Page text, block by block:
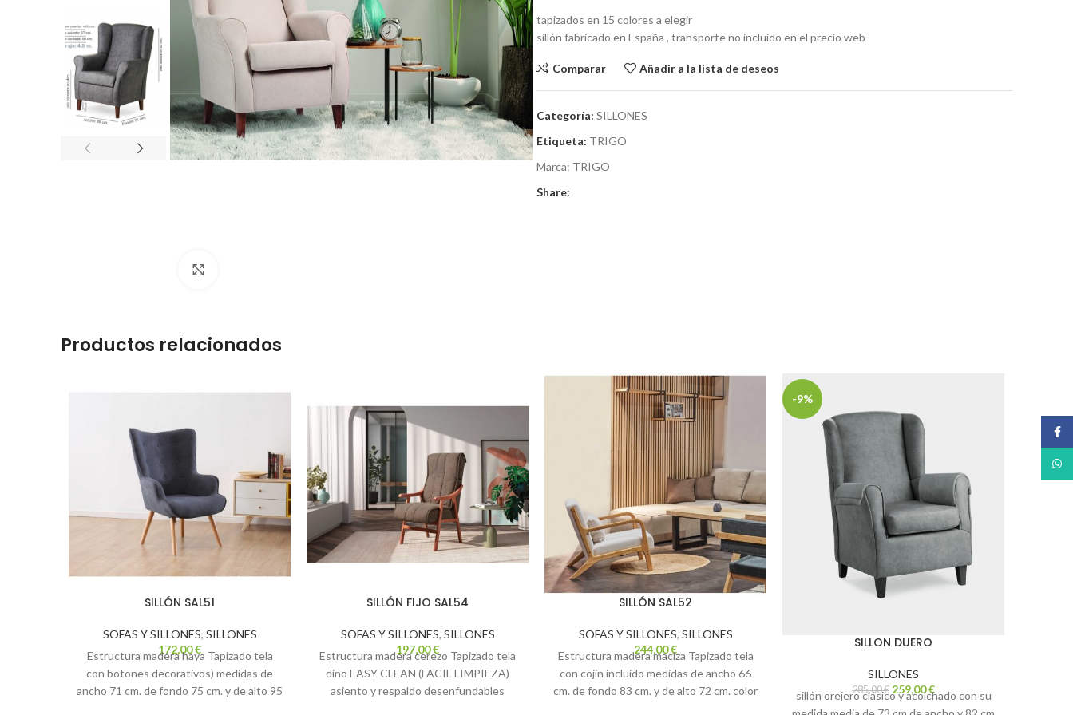
tapizados en 15 colores a elegir
sillón fabricado en España , transporte no incluido en el precio web
Comparar Añadir a la lista de deseos
Categoría: SILLONES
Etiqueta: TRIGO
Marca: TRIGO
Share:
Productos relacionados
SILLÓN SAL51
SOFAS Y SILLONES, SILLONES
172,00€
Estructura madera haya Tapizado tela
con botones decorativos) medidas de
ancho 71 cm. de fondo 75 cm. y de alto 95
SILLÓN FIJO SAL54
SOFAS Y SILLONES, SILLONES
197,00€
Estructura madera cerezo Tapizado tela
dino EASY CLEAN (FACIL LIMPIEZA)
asiento y respaldo desenfundables
SILLÓN SAL52
SOFAS Y SILLONES, SILLONES
244,00€
Estructura madera maciza Tapizado tela
con cojin incluido medidas de ancho 66
cm. de fondo 83 cm. y de alto 72 cm. color
-9%
SILLON DUERO
SILLONES
285,00€ 259,00€
sillón orejero clásico y acolchado con su